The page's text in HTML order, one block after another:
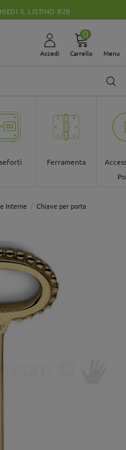
IL LISTINO B2B
Accedi
0
Carrello Menu
Ferramenta
Interne
Chiave per porta